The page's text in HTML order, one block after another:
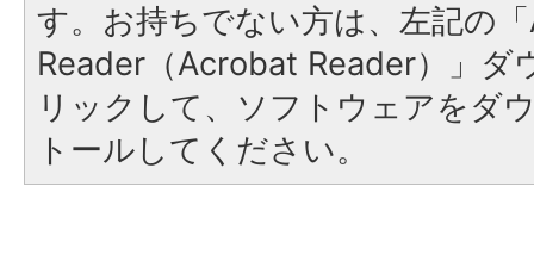
す。お持ちでない方は、左記の
Reader（Acrobat Reader）」ダ
リックして、ソフトウェアをダ
トールしてください。